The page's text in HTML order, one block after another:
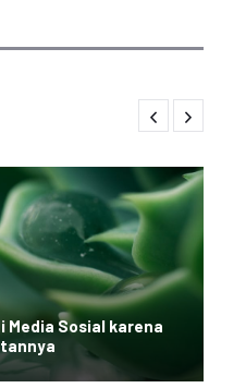
Media Sosial karena